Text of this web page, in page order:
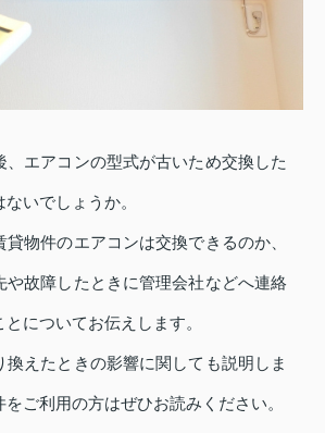
、エアコンの型式が古いため交換した
いでしょうか。
貸物件のエアコンは交換できるのか、
や故障したときに管理会社などへ連絡
についてお伝えします。
換えたときの影響に関しても説明しま
ご利用の方はぜひお読みください。